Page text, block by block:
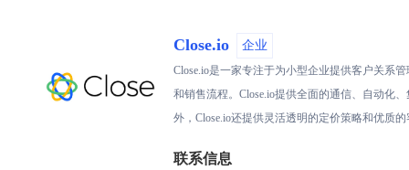
Close.io 企业
Close.io是一家专注于为小型企业提供客户关系
和销售流程。Close.io提供全面的通信、自动化
外，Close.io还提供灵活透明的定价策略和优质
联系信息